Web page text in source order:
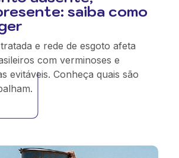
saiba como
e rede de esgoto afeta
com verminoses e
evitáveis. Conheça quais são